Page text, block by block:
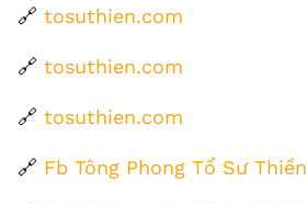
🔗 tosuthien.com
🔗 tosuthien.com
🔗 tosuthien.com
🔗 Fb Tông Phong Tổ Sư Thiền